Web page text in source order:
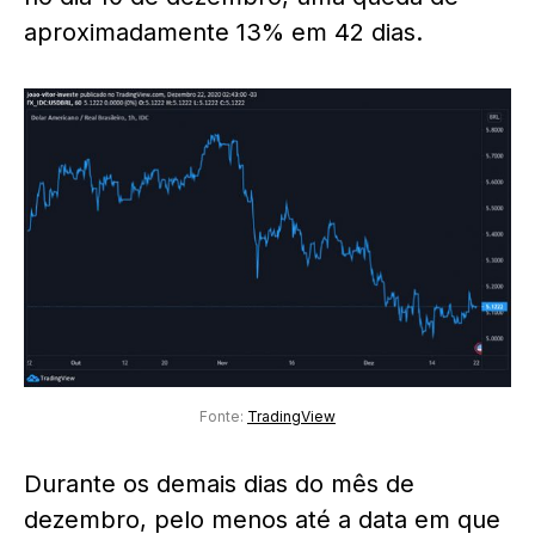
aproximadamente 13% em 42 dias.
Fonte: TradingView
Durante os demais dias do mês de
dezembro, pelo menos até a data em que